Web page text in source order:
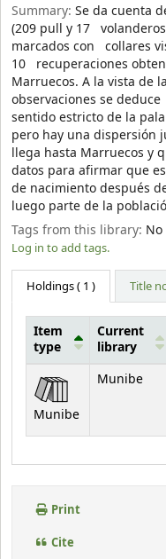
Summary: Se da cuenta
(209 pull y 17
marcados con collares
10 recuperaciones
Marruecos. A la vista de
observaciones se
sentido estricto de la
pero hay una dispersión
llega hasta Marruecos y
datos para afirmar que
de nacimiento después
luego parte de la
Tags from this library:
Log in to add tags.
Holdings( 1 ) Title
Holdings
Item
type
Current
library
Munibe
Munibe
Print
Cite